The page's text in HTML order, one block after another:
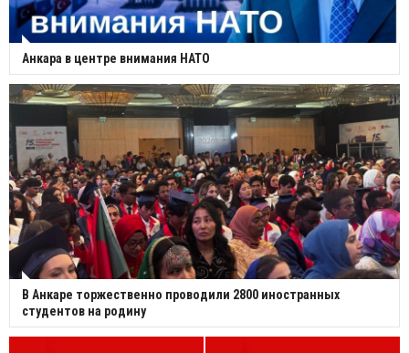
Анкара в центре внимания НАТО
В Анкаре торжественно проводили 2800 иностранных
студентов на родину